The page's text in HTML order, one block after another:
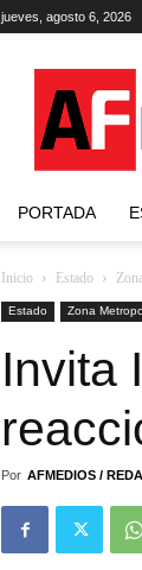
jueves, agosto 6, 2026
PORTADA
Inicio Estado
Estado Zona
Invita
Por AFMEDIOS /